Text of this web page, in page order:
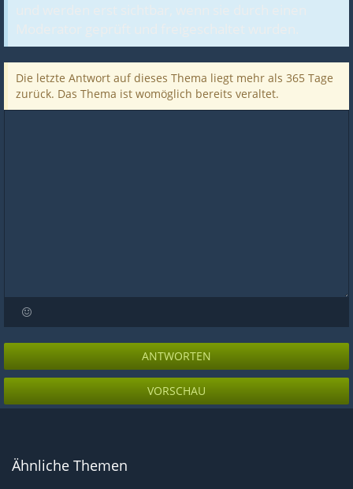
Die letzte Antwort auf dieses Thema liegt mehr als 365 Tage
zurück. Das Thema ist womöglich bereits veraltet.
ANTWORTEN
VORSCHAU
Ähnliche Themen